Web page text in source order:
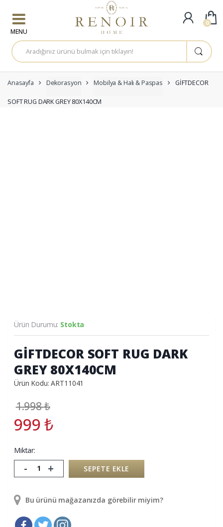
A
r
a
a
:
Anasayfa Dekorasyon Mobilya & Halı & Paspas GİFTDECOR
SOFT RUG DARK GREY 80X140CM
Ürün Durumu: Stokta
GİFTDECOR SOFT RUG DARK
GREY 80X140CM
Ürün Kodu: ART11041
1.998₺
999₺
Miktar:
- + SEPETE EKLE
Bu ürünü mağazanızda görebilir miyim?
0